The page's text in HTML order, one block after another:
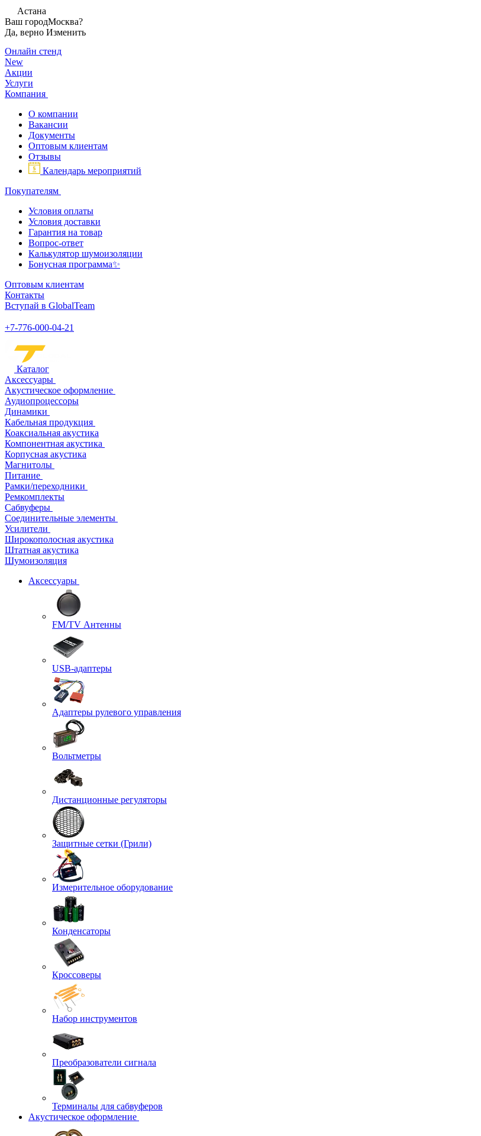
Астана
Ваш городМосква?
Да, верно Изменить
Онлайн стенд
New
Акции
Услуги
Компания
О компании
Вакансии
Документы
Оптовым клиентам
Отзывы
Календарь мероприятий
Покупателям
Условия оплаты
Условия доставки
Гарантия на товар
Вопрос-ответ
Калькулятор шумоизоляции
Бонусная программа✨
Оптовым клиентам
Контакты
Вступай в GlobalTeam
+7-776-000-04-21
Каталог
Аксессуары
Акустическое оформление
Аудиопроцессоры
Динамики
Кабельная продукция
Коаксиальная акустика
Компонентная акустика
Корпусная акустика
Магнитолы
Питание
Рамки/переходники
Ремкомплекты
Сабвуферы
Соединительные элементы
Усилители
Широкополосная акустика
Штатная акустика
Шумоизоляция
Аксессуары
FM/TV Антенны
USB-адаптеры
Адаптеры рулевого управления
Вольтметры
Дистанционные регуляторы
Защитные сетки (Грили)
Измерительное оборудование
Конденсаторы
Кроссоверы
Набор инструментов
Преобразователи сигнала
Терминалы для сабвуферов
Акустическое оформление